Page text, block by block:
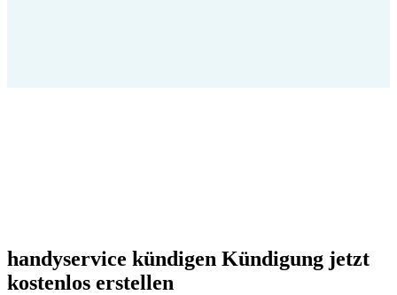
handyservice kündigen Kündigung jetzt
kostenlos erstellen